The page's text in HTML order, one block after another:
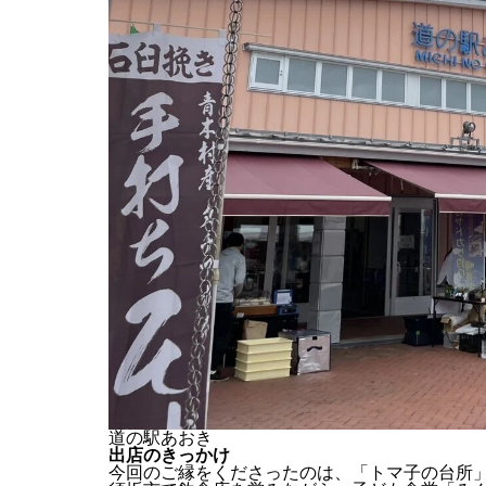
道の駅あおき
出店のきっかけ
今回のご縁をくださったのは、「
トマ子の台所